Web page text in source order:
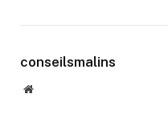
conseilsmalins
Website